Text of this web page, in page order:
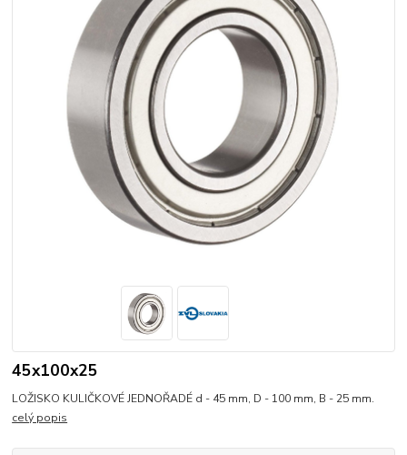
45x100x25
LOŽISKO KULIČKOVÉ JEDNOŘADÉ d - 45 mm, D - 100 mm, B - 25 mm.
celý popis